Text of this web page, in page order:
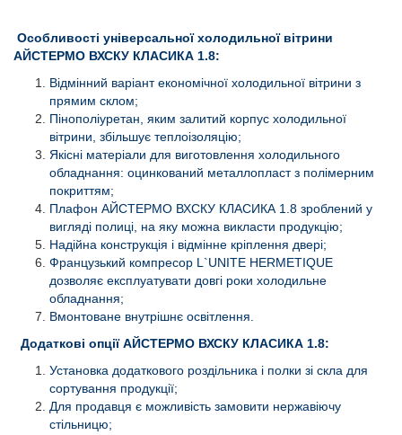
Особливості універсальної холодильної вітрини
АЙСТЕРМО ВХСКУ КЛАСИКА 1.8:
Відмінний варіант економічної холодильної вітрини з
прямим склом;
Пінополіуретан, яким залитий корпус холодильної
вітрини, збільшує теплоізоляцію;
Якісні матеріали для виготовлення холодильного
обладнання: оцинкований металлопласт з полімерним
покриттям;
Плафон АЙСТЕРМО ВХСКУ КЛАСИКА 1.8 зроблений у
вигляді полиці, на яку можна викласти продукцію;
Надійна конструкція і відмінне кріплення двері;
Французький компресор L`UNITE HERMETIQUE
дозволяє експлуатувати довгі роки холодильне
обладнання;
Вмонтоване внутрішнє освітлення.
Додаткові опції АЙСТЕРМО ВХСКУ КЛАСИКА 1.8:
Установка додаткового роздільника і полки зі скла для
сортування продукції;
Для продавця є можливість замовити нержавіючу
стільницю;